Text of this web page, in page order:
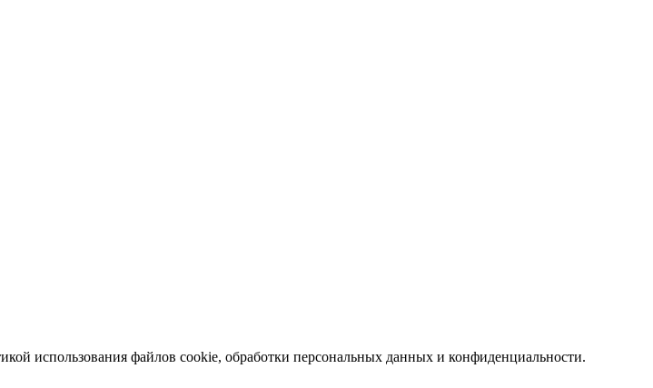
использования файлов cookie, обработки персональных данных и конфиденциальности.